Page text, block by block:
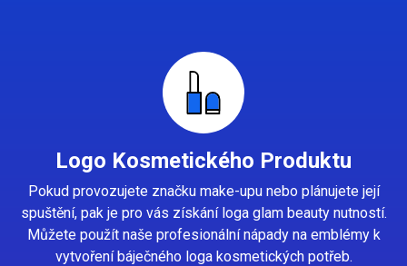
Logo Kosmetického Produktu
Pokud provozujete značku make-upu nebo plánujete její
spuštění, pak je pro vás získání loga glam beauty nutností.
Můžete použít naše profesionální nápady na emblémy k
vytvoření báječného loga kosmetických potřeb.